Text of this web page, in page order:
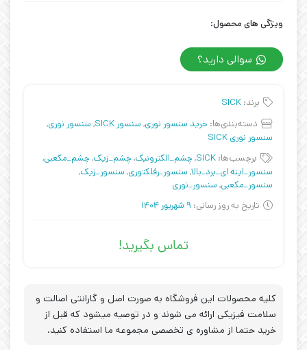
ویژگی های محصول:
سوالی دارید؟
برند: SICK
دسته‌بندی‌ها: خرید سنسور نوری, سنسور SICK , سنسور نوری,
سنسور نوری SICK
برچسب‌ها: SICK
, چشم_الکترونیک, چشم_زیک, چشم_مکعبی,
سنسور_اینه ای_برد_بالا, سنسور_رفلکتوری, سنسور_زیک,
سنسور_مکعبی, سنسور_نوری
تاریخ به روز رسانی: 9 شهریور 1404
تماس بگیرید!
کلیه محصولات این فروشگاه به صورت اصل و گارانتی اصالت و
سلامت فیزیکی ارائه می شوند و در توصیه میشود که قبل از
خرید حتما از مشاوره ی تخصصی مجموعه ما استفاده کنید.